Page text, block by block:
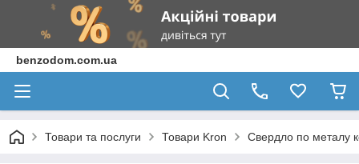
benzodom.com.ua
Товари та послуги Товари Kron Свердло по металу